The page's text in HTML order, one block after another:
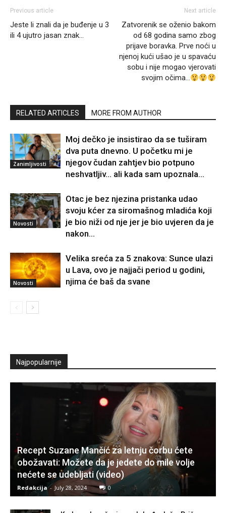
Previous article
Jeste li znali da je buđenje u 3
ili 4 ujutro jasan znak…
Next article
Zatvorenik se oženio bakom
od 68 godina samo zbog
prijave boravka. Prve noći u
njenoj kući ušao je u spavaću
sobu i nije mogao vjerovati
svojim očima…
RELATED ARTICLES MORE FROM AUTHOR
Zanimljivosti
Moj dečko je insistirao da se tuširam
dva puta dnevno. U početku mi je
njegov čudan zahtjev bio potpuno
neshvatljiv… ali kada sam upoznala...
Novosti
Otac je bez njezina pristanka udao
svoju kćer za siromašnog mladića koji
je bio niži od nje jer je bio uvjeren da je
nakon...
Novosti
Velika sreća za 5 znakova: Sunce ulazi
u Lava, ovo je najjači period u godini,
njima će baš da svane
Najpopularnije
Recept Suzane Mančić za letnju čorbu ćete
obožavati: Možete da je jedete do mile volje
nećete se udebljati (video)
Redakcija - July 28, 2024 0